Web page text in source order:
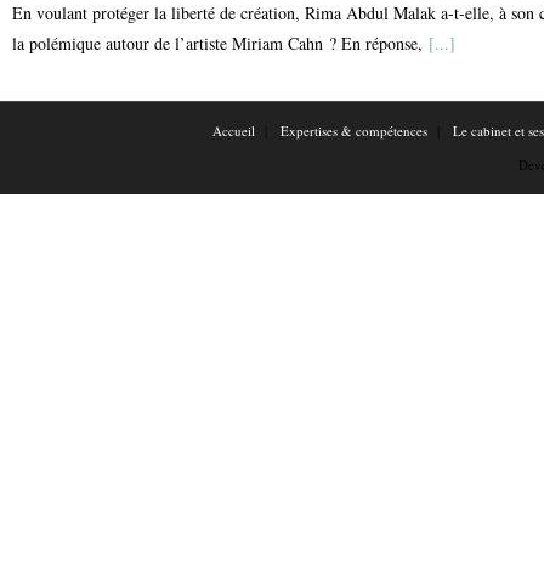
En voulant protéger la liberté de création, Rima Abdul Malak a-t-elle, à
la polémique autour de l’artiste Miriam Cahn ? En réponse, [...]
Accueil Expertises & compétences
Le cabinet et